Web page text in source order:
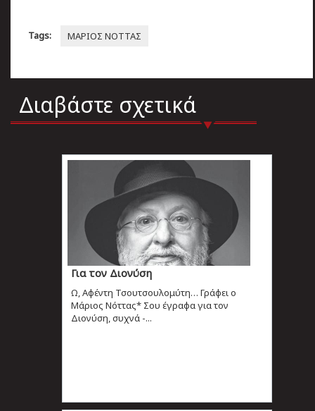
Tags: ΜΑΡΙΟΣ ΝΟΤΤΑΣ
Διαβάστε σχετικά
Για τον Διονύση
Ω, Αφέντη Τσουτσουλομύτη… Γράφει ο
Μάριος Νόττας* Σου έγραφα για τον
Διονύση, συχνά -...